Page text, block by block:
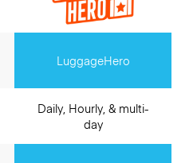
LuggageHero
Daily, Hourly, & multi-
day